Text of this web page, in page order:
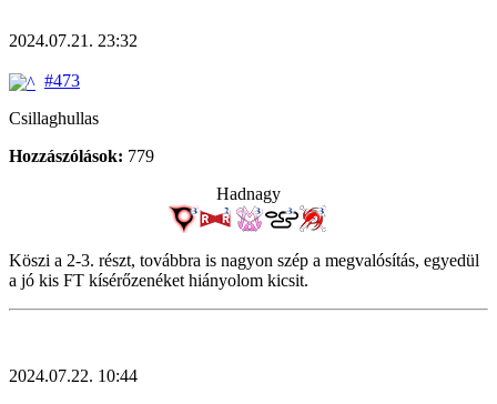
2024.07.21. 23:32
#473
Csillaghullas
Hozzászólások: 779
Hadnagy
Köszi a 2-3. részt, továbbra is nagyon szép a megvalósítás, egyedül
a jó kis FT kísérőzenéket hiányolom kicsit.
2024.07.22. 10:44